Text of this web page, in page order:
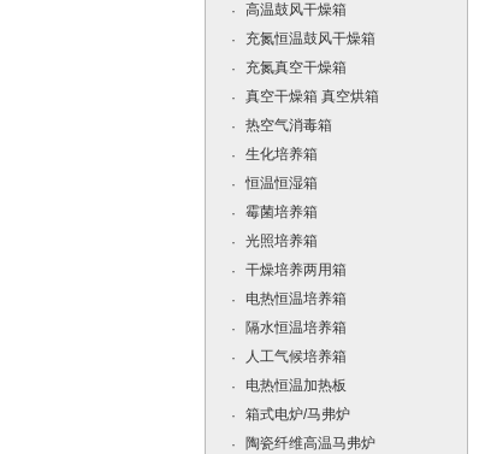
·
高温鼓风干燥箱
·
充氮恒温鼓风干燥箱
·
充氮真空干燥箱
·
真空干燥箱 真空烘箱
·
热空气消毒箱
·
生化培养箱
·
恒温恒湿箱
·
霉菌培养箱
·
光照培养箱
·
干燥培养两用箱
·
电热恒温培养箱
·
隔水恒温培养箱
·
人工气候培养箱
·
电热恒温加热板
·
箱式电炉/马弗炉
·
陶瓷纤维高温马弗炉